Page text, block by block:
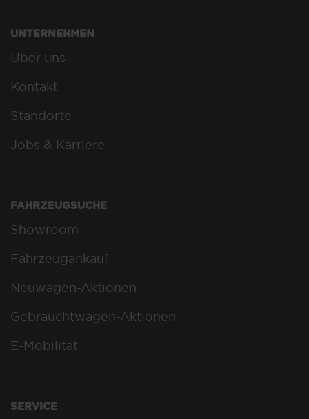
UNTERNEHMEN
Über uns
Kontakt
Standorte
Jobs & Karriere
FAHRZEUGSUCHE
Showroom
Fahrzeugankauf
Neuwagen-Aktionen
Gebrauchtwagen-Aktionen
E-Mobilität
SERVICE